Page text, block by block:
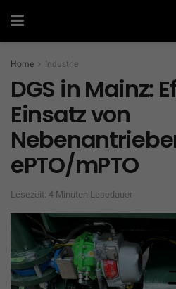
Home Industrie
DGS in Mainz:
Einsatz von
ePTO/mPTO
Lesezeit: 4 Minuten Lesedauer